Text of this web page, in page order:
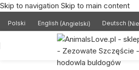
Skip to navigation Skip to main content
Polski English (Angielski) Deutsch (